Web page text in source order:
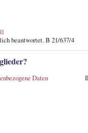
beantwortet. B 21/637/4
Daten